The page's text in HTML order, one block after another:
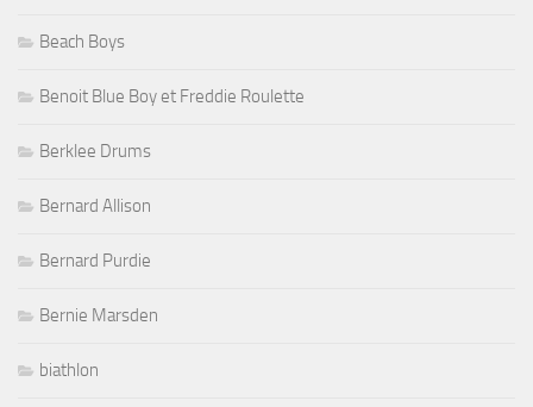
Beach Boys
Benoit Blue Boy et Freddie Roulette
Berklee Drums
Bernard Allison
Bernard Purdie
Bernie Marsden
biathlon